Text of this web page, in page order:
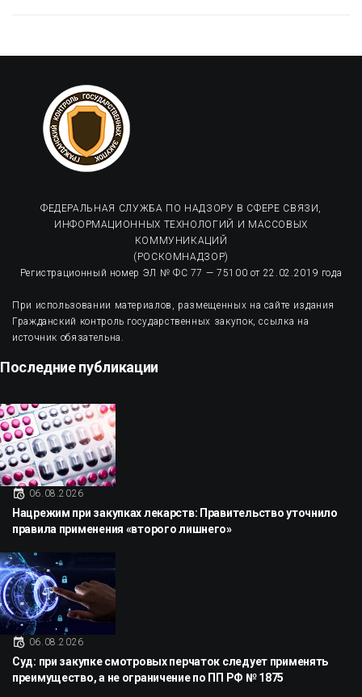
ФЕДЕРАЛЬНАЯ СЛУЖБА ПО НАДЗОРУ В СФЕРЕ СВЯЗИ,
ИНФОРМАЦИОННЫХ ТЕХНОЛОГИЙ И МАССОВЫХ
КОММУНИКАЦИЙ
(РОСКОМНАДЗОР)
Регистрационный номер ЭЛ № ФС 77 — 75100 от 22.02.2019 года
При использовании материалов, размещенных на сайте издания
Гражданский контроль государственных закупок, ссылка на
источник обязательна.
Последние публикации
06.08.2026
Нацрежим при закупках лекарств: Правительство уточнило
правила применения «второго лишнего»
06.08.2026
Суд: при закупке смотровых перчаток следует применять
преимущество, а не ограничение по ПП РФ № 1875